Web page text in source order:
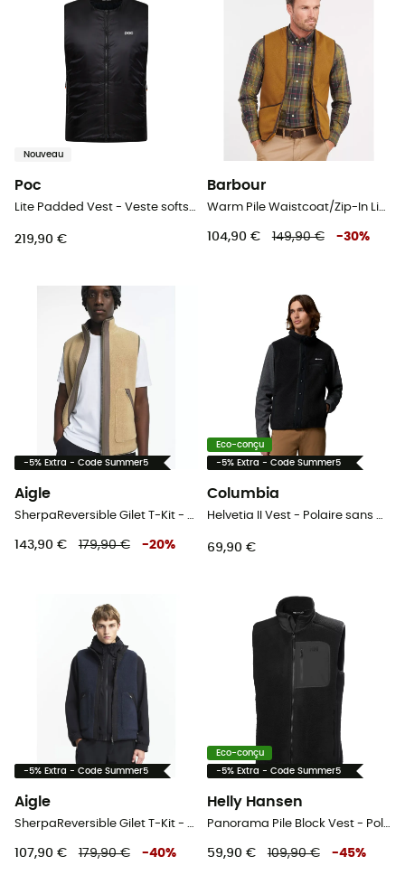
Nouveau
Poc
Lite Padded Vest - Veste softshell sans manches homme
219,90 €
Barbour
Warm Pile Waistcoat/Zip-In Liner - Polaire sans manches homme
104,90 € 149,90 € -30%
-5% Extra - Code Summer5
Aigle
SherpaReversible Gilet T-Kit - Polaire sans manches homme
143,90 € 179,90 € -20%
Eco-conçu
-5% Extra - Code Summer5
Columbia
Helvetia II Vest - Polaire sans manches homme
69,90 €
-5% Extra - Code Summer5
Aigle
SherpaReversible Gilet T-Kit - Polaire sans manches homme
107,90 € 179,90 € -40%
Eco-conçu
-5% Extra - Code Summer5
Helly Hansen
Panorama Pile Block Vest - Polaire sans manches
59,90 € 109,90 € -45%